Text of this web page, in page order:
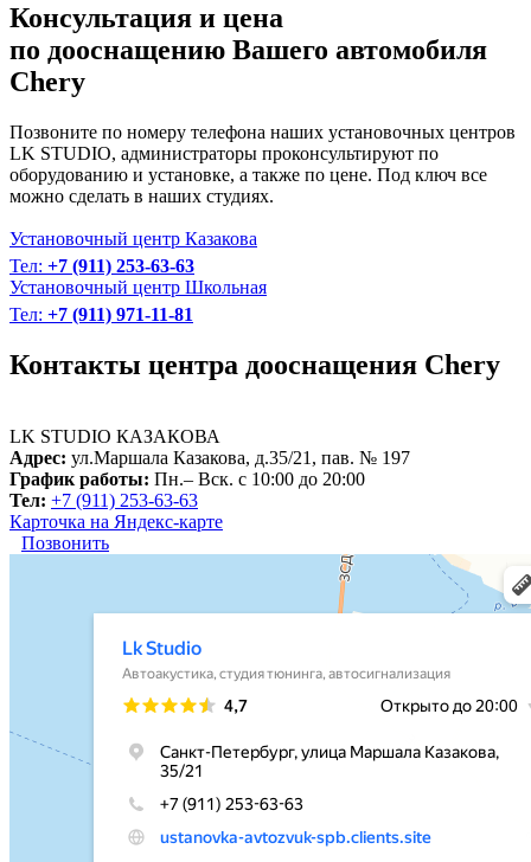
Консультация и цена
по дооснащению Вашего автомобиля
Chery
Позвоните по номеру телефона наших установочных центров
LK STUDIO, администраторы проконсультируют по
оборудованию и установке, а также по цене. Под ключ все
можно сделать в наших студиях.
Установочный центр Казакова
Тел: +7 (911) 253-63-63
Установочный центр Школьная
Тел: +7 (911) 971-11-81
Контакты центра дооснащения Chery
LK STUDIO КАЗАКОВА
Адрес: ул.Маршала Казакова, д.35/21, пав. № 197
График работы: Пн.– Вск. с 10:00 до 20:00
Тел: +7 (911) 253-63-63
Карточка на Яндекс-карте
Позвонить